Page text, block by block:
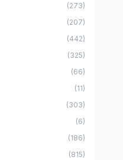
(273)
(207)
(442)
(325)
(66)
(11)
(303)
(6)
(186)
(815)